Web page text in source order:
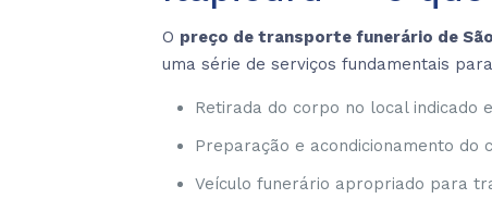
O preço de transporte funerário de
uma série de serviços fundamentais
Retirada do corpo no local indicado
Preparação e acondicionamento
Veículo funerário apropriado para